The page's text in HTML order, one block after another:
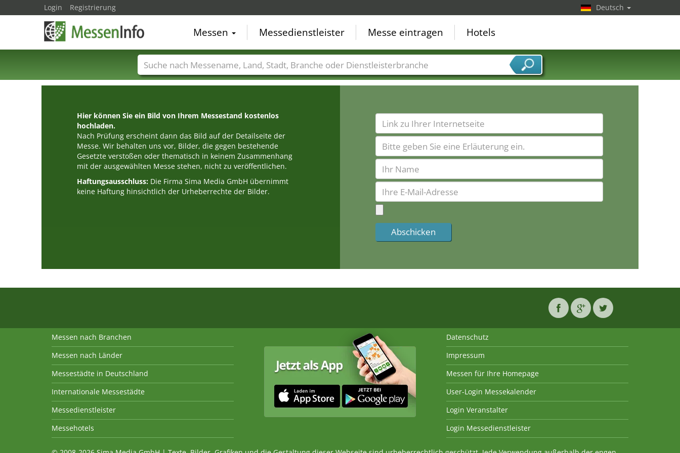
Hier können Sie ein Bild von Ihrem Messestand kostenlos
hochladen.
Nach Prüfung erscheint dann das Bild auf der Detailseite der
Messe. Wir behalten uns vor, Bilder, die gegen bestehende
Gesetzte verstoßen oder thematisch in keinem Zusammenhang
mit der ausgewählten Messe stehen, nicht zu veröffentlichen.
Haftungsausschluss: Die Firma Sima Media GmbH übernimmt
keine Haftung hinsichtlich der Urheberrechte der Bilder.
Login Registrierung Deutsch
Messen Messedienstleister Messe eintragen Hotels
Messenamen Länder Städte Branchen Dienstleisterbranchen
Messen nach Branchen
Messen nach Länder
Messestädte in Deutschland
Internationale Messestädte
Messedienstleister
Messehotels
Datenschutz
Impressum
Messen für Ihre Homepage
User-Login Messekalender
Login Veranstalter
Login Messedienstleister